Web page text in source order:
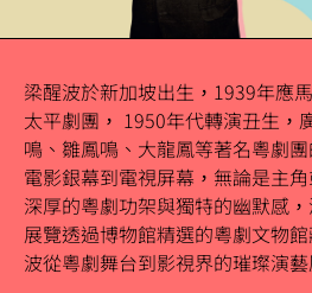
梁醒波於新加坡出生，1939年應
太平劇團， 1950年代轉演丑生，
鳴、雛鳳鳴、大龍鳳等著名粵劇
電影銀幕到電視屏幕，無論是主
深厚的粵劇功架與獨特的幽默感
展覽透過博物館精選的粵劇文物
波從粵劇舞台到影視界的璀璨演藝